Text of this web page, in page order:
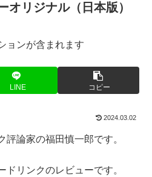
オリジナル（日本版）
ョンが含まれます
LINE コピー
2024.03.02
評論家の福田慎一郎です。
リンクのレビューです。